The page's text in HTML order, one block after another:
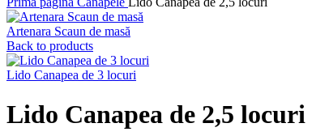
Artenara Scaun de masă
Back to products
Lido Canapea de 3 locuri
Lido Canapea de 2,5 locuri